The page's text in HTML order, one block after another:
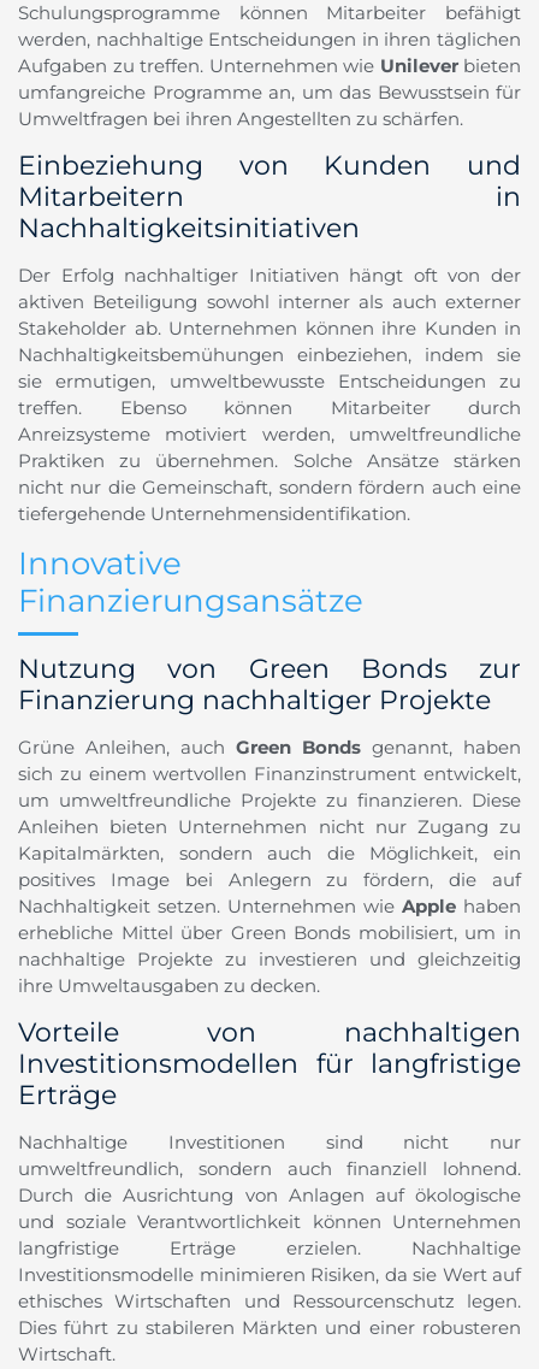
Schulungsprogramme können Mitarbeiter befähigt
werden, nachhaltige Entscheidungen in ihren täglichen
Aufgaben zu treffen. Unternehmen wie Unileverbieten
umfangreiche Programme an, um das Bewusstsein für
Umweltfragen bei ihren Angestellten zu schärfen.
Einbeziehung von Kunden und
Mitarbeitern in
Nachhaltigkeitsinitiativen
Der Erfolg nachhaltiger Initiativen hängt oft von der
aktiven Beteiligung sowohl interner als auch externer
Stakeholder ab. Unternehmen können ihre Kunden in
Nachhaltigkeitsbemühungen einbeziehen, indem sie
sie ermutigen, umweltbewusste Entscheidungen zu
treffen. Ebenso können Mitarbeiter durch
Anreizsysteme motiviert werden, umweltfreundliche
Praktiken zu übernehmen. Solche Ansätze stärken
nicht nur die Gemeinschaft, sondern fördern auch eine
tiefergehende Unternehmensidentifikation.
Innovative
Finanzierungsansätze
Nutzung von Green Bonds zur
Finanzierung nachhaltiger Projekte
Grüne Anleihen, auch Green Bonds genannt, haben
sich zu einem wertvollen Finanzinstrument entwickelt,
um umweltfreundliche Projekte zu finanzieren. Diese
Anleihen bieten Unternehmen nicht nur Zugang zu
Kapitalmärkten, sondern auch die Möglichkeit, ein
positives Image bei Anlegern zu fördern, die auf
Nachhaltigkeit setzen. Unternehmen wie Apple haben
erhebliche Mittel über Green Bonds mobilisiert, um in
nachhaltige Projekte zu investieren und gleichzeitig
ihre Umweltausgaben zu decken.
Vorteile von nachhaltigen
Investitionsmodellen für langfristige
Erträge
Nachhaltige Investitionen sind nicht nur
umweltfreundlich, sondern auch finanziell lohnend.
Durch die Ausrichtung von Anlagen auf ökologische
und soziale Verantwortlichkeit können Unternehmen
langfristige Erträge erzielen. Nachhaltige
Investitionsmodelle minimieren Risiken, da sie Wert auf
ethisches Wirtschaften und Ressourcenschutz legen.
Dies führt zu stabileren Märkten und einer robusteren
Wirtschaft.